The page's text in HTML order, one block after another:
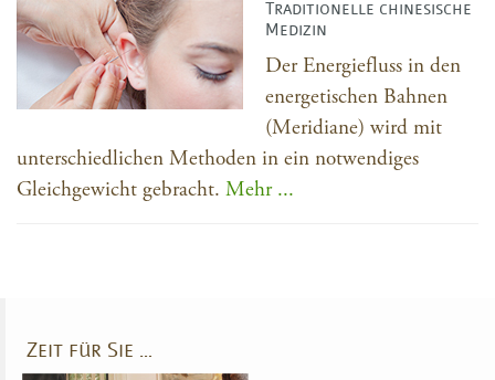
Traditionelle chinesische
Medizin
Der Energiefluss in den
energetischen Bahnen
(Meridiane) wird mit
unterschiedlichen Methoden in ein notwendiges
Gleichgewicht gebracht. Mehr ...
Zeit für Sie …